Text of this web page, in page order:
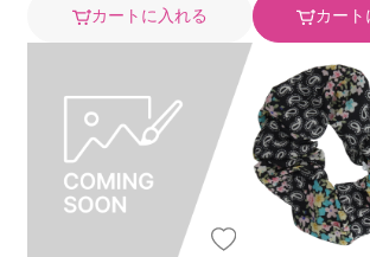
カートに入れる カート